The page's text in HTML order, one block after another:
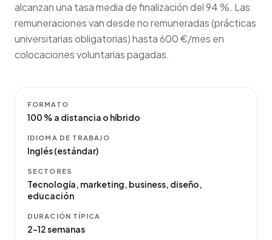
alcanzan una tasa media de finalización del 94 %. Las
remuneraciones van desde no remuneradas (prácticas
universitarias obligatorias) hasta 600 €/mes en
colocaciones voluntarias pagadas.
FORMATO
100 % a distancia o híbrido
IDIOMA DE TRABAJO
Inglés (estándar)
SECTORES
Tecnología, marketing, business, diseño,
educación
DURACIÓN TÍPICA
2–12 semanas